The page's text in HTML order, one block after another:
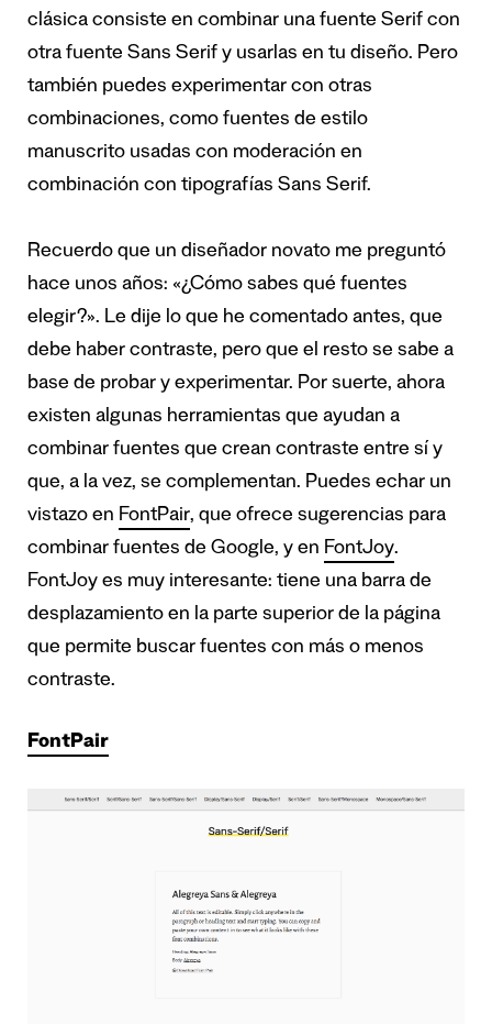
clásica consiste en combinar una fuente Serif con
otra fuente Sans Serif y usarlas en tu diseño. Pero
también puedes experimentar con otras
combinaciones, como fuentes de estilo
manuscrito usadas con moderación en
combinación con tipografías Sans Serif.
Recuerdo que un diseñador novato me preguntó
hace unos años: «¿Cómo sabes qué fuentes
elegir?». Le dije lo que he comentado antes, que
debe haber contraste, pero que el resto se sabe a
base de probar y experimentar. Por suerte, ahora
existen algunas herramientas que ayudan a
combinar fuentes que crean contraste entre sí y
que, a la vez, se complementan. Puedes echar un
vistazo en FontPair, que ofrece sugerencias para
combinar fuentes de Google, y en FontJoy.
FontJoy es muy interesante: tiene una barra de
desplazamiento en la parte superior de la página
que permite buscar fuentes con más o menos
contraste.
FontPair